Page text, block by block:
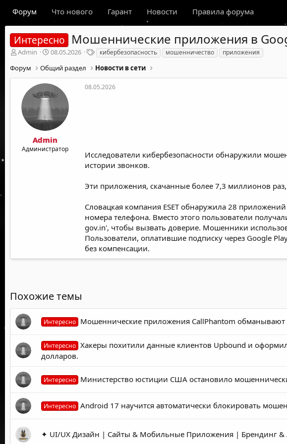
Форум Что нового Гарант Новости Правила форума
Интересно Мошеннические приложения в
А
т
о
м
Admin
Д
т
а
н
а
а
л
а
08.05.2026
Т
е
г
и
кибербезопасность мошенничество приложения
Форум Общий раздел Новости в сети
Admin
Администратор
08.05.2026
Исследователи кибербезопасности обнаружили
истории звонков.
Эти приложения, скачанные более 7,3 миллионов
Словацкая компания ESET обнаружила 28
номера телефона. Вместо этого пользователи
gov.in', чтобы вызвать доверие. Мошенники
Пользователи, оплатившие подписку через Google
без компенсации.
Похожие темы
Интересно Мошеннические приложения CallPhantom обманывают
Интересно Хакеры похитили данные клиентов Upbound и
долларов.
Интересно Министерство юстиции США остановило
Интересно Android 17 научится автоматически блокировать
✦ UI/UX Дизайн | Сайты & Мобильные Приложения | Брендинг